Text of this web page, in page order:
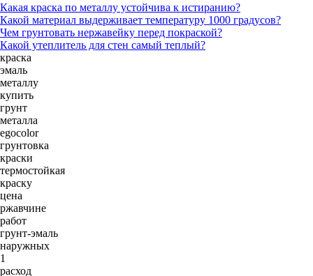
Какая краска по металлу устойчива к истиранию?
Какой материал выдерживает температуру 1000 градусов?
Чем грунтовать нержавейку перед покраской?
Какой утеплитель для стен самый теплый?
краска
эмаль
металлу
купить
грунт
металла
egocolor
грунтовка
краски
термостойкая
краску
цена
ржавчине
работ
грунт-эмаль
наружных
1
расход